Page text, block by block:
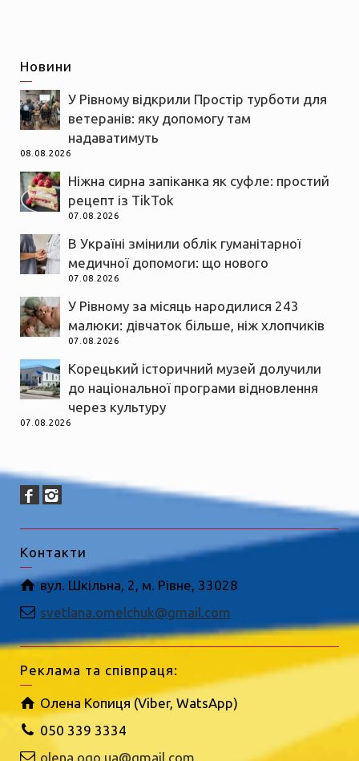
Новини
У Рівному відкрили Простір турботи для
ветеранів: яку допомогу там
надаватимуть
08.08.2026
Ніжна сирна запіканка як суфле: простий
рецепт із TikTok
07.08.2026
В Україні змінили облік гуманітарної
медичної допомоги: що нового
07.08.2026
У Рівному за місяць народилися 243
малюки: дівчаток більше, ніж хлопчиків
07.08.2026
Корецький історичний музей долучили
до національної програми відновлення
через культуру
07.08.2026
Контакти
вул. Шкільна, 2, м. Рівне, 33028
svetlana.omelchuk@gmail.com
Реклама та співпраця:
Олена Копиця (Viber, WatsApp)
050 339 3334
olena.ogo.ua@gmail.com